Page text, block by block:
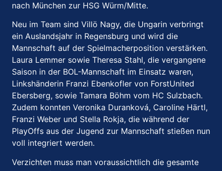
nach München zur HSG Würm/Mitte.
Neu im Team sind Villö Nagy, die Ungarin verbringt
ein Auslandsjahr in Regensburg und wird die
Mannschaft auf der Spielmacherposition verstärken.
Laura Lemmer sowie Theresa Stahl, die vergangene
Saison in der BOL-Mannschaft im Einsatz waren,
Linkshänderin Franzi Ebenkofler von ForstUnited
Ebersberg, sowie Tamara Böhm vom HC Sulzbach.
Zudem konnten Veronika Duranková, Caroline Härtl,
Franzi Weber und Stella Rokja, die während der
PlayOffs aus der Jugend zur Mannschaft stießen nun
voll integriert werden.
Verzichten muss man voraussichtlich die gesamte